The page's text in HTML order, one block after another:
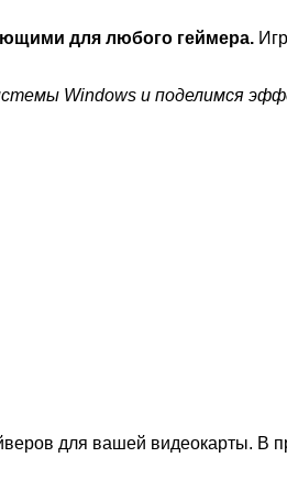
для любого геймера.
Windows и поделимся
для вашей видеокарты. В